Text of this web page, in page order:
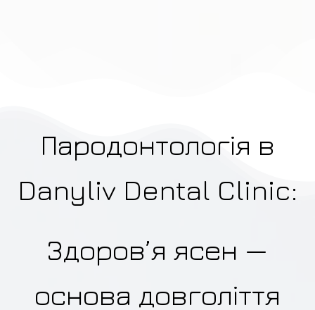
Пародонтологія в
Danyliv Dental Clinic:
Здоров’я ясен —
основа довголіття